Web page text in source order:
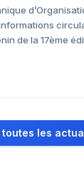
de la 17ème
toutes les